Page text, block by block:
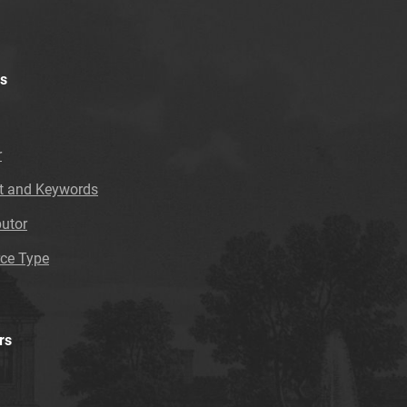
Robotniczego Zakładów Azotowych im.
Feliksa Dzierżyńskiego. 1965, nr 34
Robotniczego Zakładów Azotowych im.
Robotniczego Zakładów Azotowych im. Feliksa
and Keywords
Type